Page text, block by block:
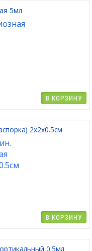
5мл
В КОРЗИНУ
2x2x0.5см
В КОРЗИНУ
0.5мл